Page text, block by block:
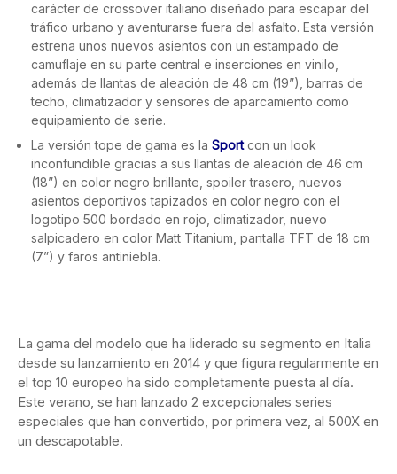
carácter de crossover italiano diseñado para escapar del
tráfico urbano y aventurarse fuera del asfalto. Esta versión
estrena unos nuevos asientos con un estampado de
camuflaje en su parte central e inserciones en vinilo,
además de llantas de aleación de 48 cm (19”), barras de
techo, climatizador y sensores de aparcamiento como
equipamiento de serie.
La versión tope de gama es la Sportcon un look
inconfundible gracias a sus llantas de aleación de 46 cm
(18”) en color negro brillante, spoiler trasero, nuevos
asientos deportivos tapizados en color negro con el
logotipo 500 bordado en rojo, climatizador, nuevo
salpicadero en color Matt Titanium, pantalla TFT de 18 cm
(7”) y faros antiniebla.
La gama del modelo que ha liderado su segmento en Italia
desde su lanzamiento en 2014 y que figura regularmente en
el top 10 europeo ha sido completamente puesta al día.
Este verano, se han lanzado 2 excepcionales series
especiales que han convertido, por primera vez, al 500X en
un descapotable.